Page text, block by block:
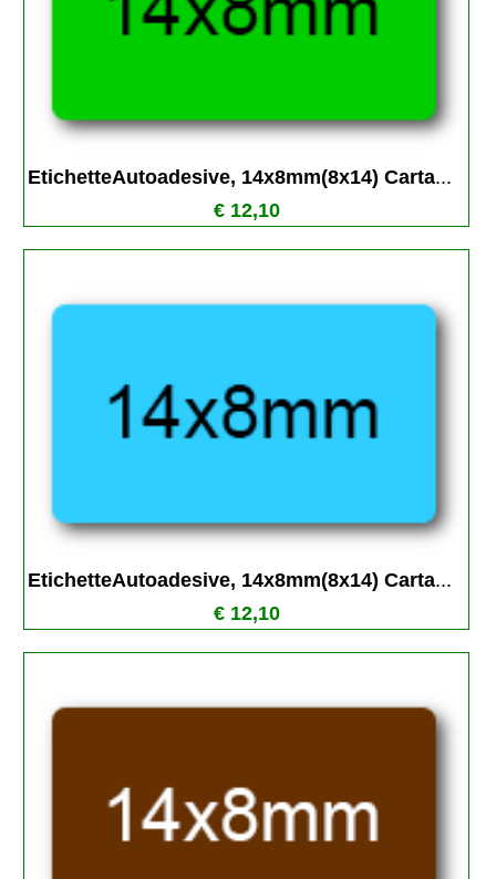
EtichetteAutoadesive, 14x8mm(8x14) Carta...
€ 12,10
EtichetteAutoadesive, 14x8mm(8x14) Carta...
€ 12,10